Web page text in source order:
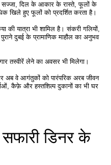
सज्जा, दिल के आकार के रास्ते, फूलों के
खिले हुए फूलों को प्रदर्शित करता है।
की यात्रा भी शामिल है। संकरी गलियों,
दुबई के प्रामाणिक माहौल का अनुभव
तस्वीरें लेने का अवसर भी मिलेगा।
और अब वे आगंतुकों को पारंपरिक अरब जीवन
कैफ़े और हस्तशिल्प दुकानों का भी घर
डिनर के